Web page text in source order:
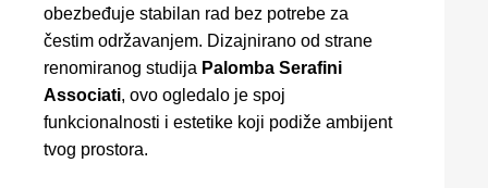
obezbeđuje stabilan rad bez potrebe za
čestim održavanjem. Dizajnirano od strane
renomiranog studija Palomba Serafini
Associati, ovo ogledalo je spoj
funkcionalnosti i estetike koji podiže ambijent
tvog prostora.